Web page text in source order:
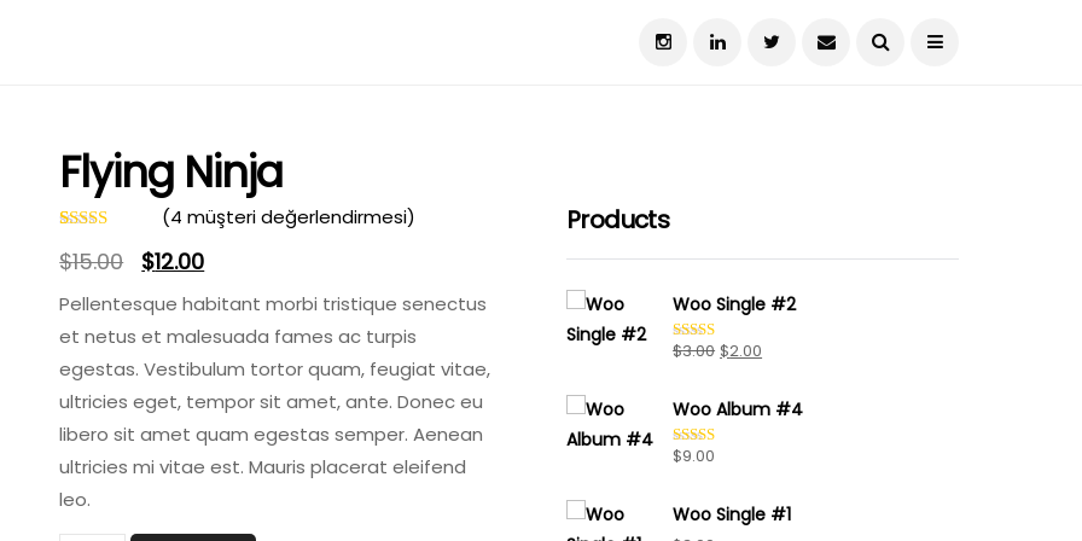
Flying Ninja
puanına
5
üzerinden
4.00puan
(4 müşteri değerlendirmesi)
$15.00
Orijinal
fiyat:
$15.00.
$12.00Şu
andaki
fiyat:
$12.00.
Pellentesque habitant morbi tristique senectus
et netus et malesuada fames ac turpis
egestas. Vestibulum tortor quam, feugiat vitae,
ultricies eget, tempor sit amet, ante. Donec eu
libero sit amet quam egestas semper. Aenean
ultricies mi vitae est. Mauris placerat eleifend
leo.
Products
Woo Single #2
5
aldı
$3.00 Orijinal
$3.00.
$2.00
fiyat:
Woo Album #4
5 üzerinden
$9.00
Woo Single #1